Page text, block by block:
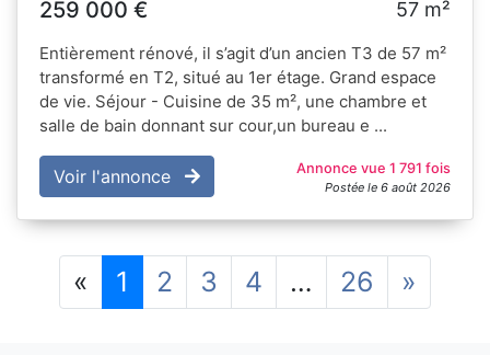
259 000 € 57 m²
Entièrement rénové, il s’agit d’un ancien T3 de 57 m²
transformé en T2, situé au 1er étage. Grand espace
de vie. Séjour - Cuisine de 35 m², une chambre et
salle de bain donnant sur cour,un bureau e ...
Voir l'annonce Annonce vue 1 791 fois
Postée le 6 août 2026
« Précédent
1 2 3 4 … 26 »